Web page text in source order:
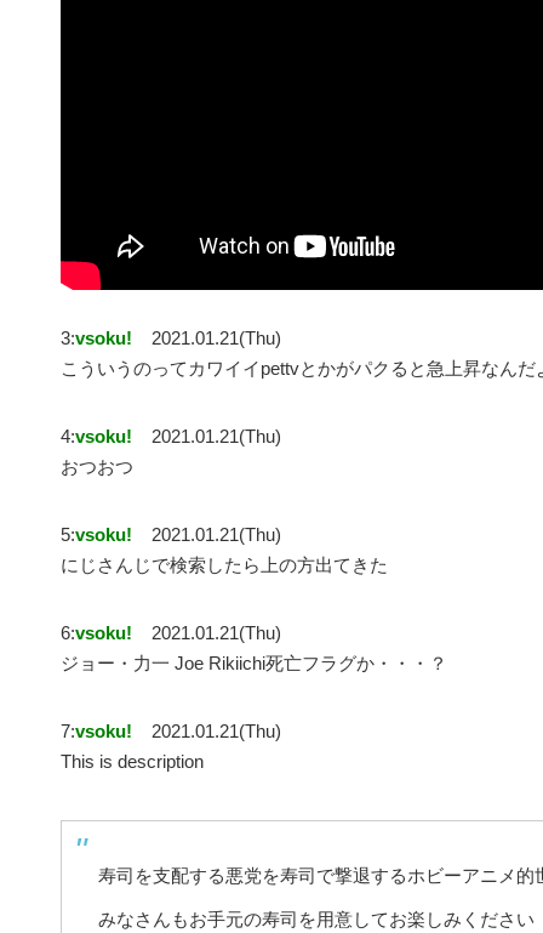
3:vsoku!
2021.01.21(Thu)
こういうのってカワイイpettvとかがパクると急上昇なんだ
4:vsoku!
2021.01.21(Thu)
おつおつ
5:vsoku!
2021.01.21(Thu)
にじさんじで検索したら上の方出てきた
6:vsoku!
2021.01.21(Thu)
ジョー・力一 Joe Rikiichi死亡フラグか・・・？
7:vsoku!
2021.01.21(Thu)
This is description
寿司を支配する悪党を寿司で撃退するホビーアニメ
みなさんもお手元の寿司を用意してお楽しみください